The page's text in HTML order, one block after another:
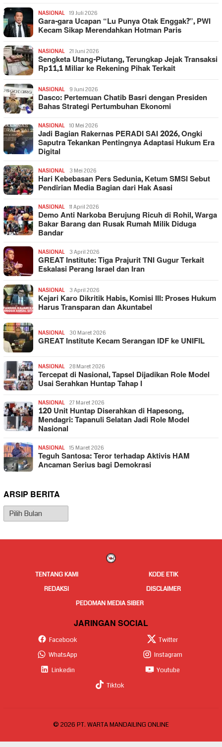
NASIONAL 19 Juli 2026
Gara-gara Ucapan “Lu Punya Otak Enggak?”, PWI
Kecam Sikap Merendahkan Hotman Paris
NASIONAL 21 Juni 2026
Sengketa Utang-Piutang, Terungkap Jejak Transaksi
Rp11,1 Miliar ke Rekening Pihak Terkait
NASIONAL 9 Juni 2026
Dasco: Pertemuan Chatib Basri dengan Presiden
Bahas Strategi Pertumbuhan Ekonomi
NASIONAL 10 Mei 2026
Jadi Bagian Rakernas PERADI SAI 2026, Ongki
Saputra Tekankan Pentingnya Adaptasi Hukum Era
Digital
NASIONAL 3 Mei 2026
Hari Kebebasan Pers Sedunia, Ketum SMSI Sebut
Pendirian Media Bagian dari Hak Asasi
NASIONAL 11 April 2026
Demo Anti Narkoba Berujung Ricuh di Rohil, Warga
Bakar Barang dan Rusak Rumah Milik Diduga
Bandar
NASIONAL 3 April 2026
GREAT Institute: Tiga Prajurit TNI Gugur Terkait
Eskalasi Perang Israel dan Iran
NASIONAL 3 April 2026
Kejari Karo Dikritik Habis, Komisi III: Proses Hukum
Harus Transparan dan Akuntabel
NASIONAL 30 Maret 2026
GREAT Institute Kecam Serangan IDF ke UNIFIL
NASIONAL 28 Maret 2026
Tercepat di Nasional, Tapsel Dijadikan Role Model
Usai Serahkan Huntap Tahap I
NASIONAL 27 Maret 2026
120 Unit Huntap Diserahkan di Hapesong,
Mendagri: Tapanuli Selatan Jadi Role Model
Nasional
NASIONAL 15 Maret 2026
Teguh Santosa: Teror terhadap Aktivis HAM
Ancaman Serius bagi Demokrasi
ARSIP BERITA
Arsip
Berita
TENTANG KAMI
KODE ETIK
REDAKSI
DISCLAIMER
PEDOMAN MEDIA SIBER
JARINGAN SOCIAL
Facebook
Twitter
WhatsApp
Instagram
Linkedin
Youtube
Tiktok
© 2026 PT. WARTA MANDAILING ONLINE